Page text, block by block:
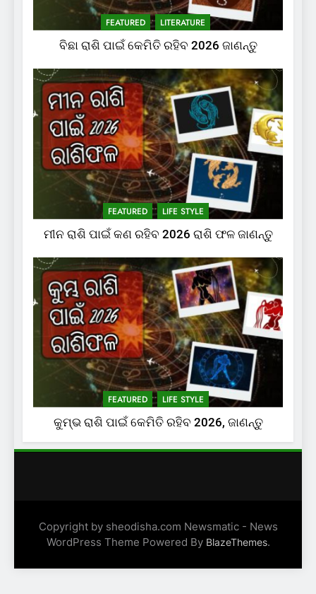
FEATURED LITERATURE
ବିଛା ରାଶି ପାଇଁ କେମିତି ରହିବ 2026 ଜାଣନ୍ତୁ
FEATURED LIFE STYLE
ମୀନ ରାଶି ପାଇଁ କଣ ରହିବ 2026 ରାଶି ଫଳ ଜାଣନ୍ତୁ
FEATURED LIFE STYLE
କୁମ୍ଭ ରାଶି ପାଇଁ କେମିତି ରହିବ 2026, ଜାଣନ୍ତୁ
Copyright by sheodisha.com Newsmatic - News
WordPress Theme Powered By BlazeThemes.